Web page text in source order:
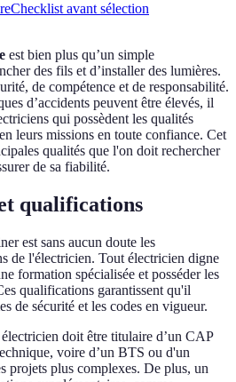
Checklist avant sélection
est bien plus qu’un simple
des fils et d’installer des lumières.
de compétence et de responsabilité.
d’accidents peuvent être élevés, il
qui possèdent les qualités
leurs missions en toute confiance. Cet
qualités que l'on doit rechercher
de sa fiabilité.
qualifications
est sans aucun doute les
de l'électricien. Tout électricien digne
formation spécialisée et posséder les
qualifications garantissent qu'il
de sécurité et les codes en vigueur.
doit être titulaire d’un CAP
voire d’un BTS ou d'un
projets plus complexes. De plus, un